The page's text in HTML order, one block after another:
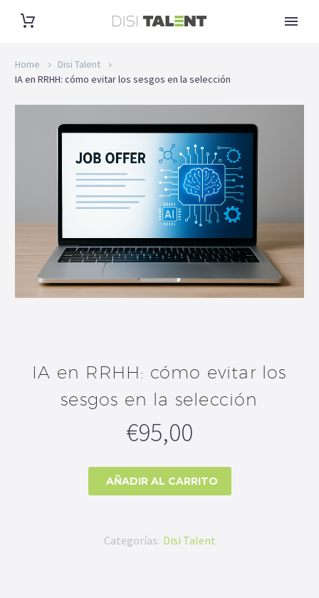
Home
Disi Talent
IA en RRHH: cómo evitar los sesgos en la selección
IA en RRHH: cómo evitar los
sesgos en la selección
€95,00
AÑADIR AL CARRITO
Categorías: Disi Talent